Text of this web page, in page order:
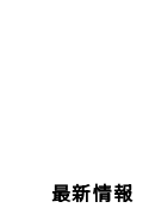
最新情報